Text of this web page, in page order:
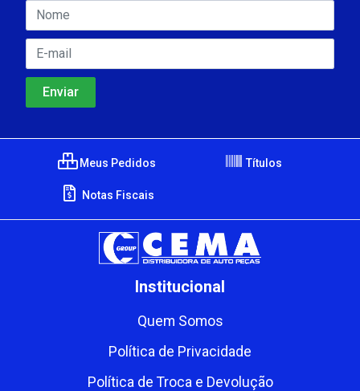
Meus Pedidos Títulos
Notas Fiscais
Institucional
Quem Somos
Política de Privacidade
Política de Troca e Devolução